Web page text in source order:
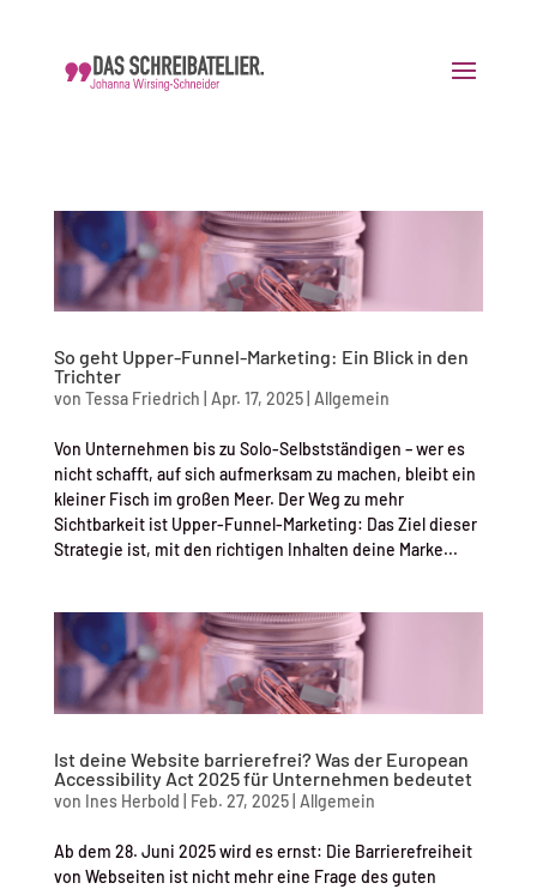
So geht Upper-Funnel-Marketing: Ein Blick in den
Trichter
von Tessa Friedrich Apr. 17, 2025| Allgemein
Von Unternehmen bis zu Solo-Selbstständigen – wer es
nicht schafft, auf sich aufmerksam zu machen, bleibt ein
kleiner Fisch im großen Meer. Der Weg zu mehr
Sichtbarkeit ist Upper-Funnel-Marketing: Das Ziel dieser
Strategie ist, mit den richtigen Inhalten deine Marke...
Ist deine Website barrierefrei? Was der European
Accessibility Act 2025 für Unternehmen bedeutet
von Ines Herbold Feb. 27, 2025| Allgemein
Ab dem 28. Juni 2025 wird es ernst: Die Barrierefreiheit
von Webseiten ist nicht mehr eine Frage des guten